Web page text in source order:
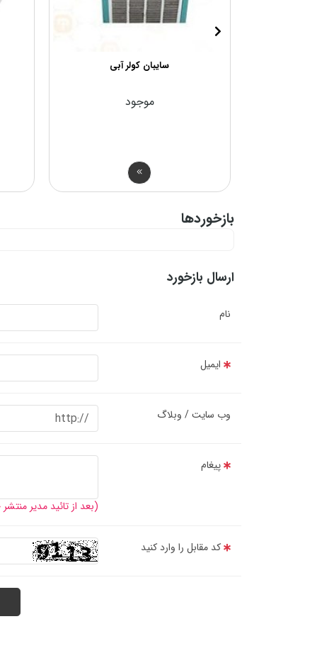
سایبان کولر آبی
موجود
بازخوردها
ارسال بازخورد
نام
ایمیل
وب سایت / وبلاگ
پیغام
(بعد از تائید مدیر
کد مقابل را وارد کنید